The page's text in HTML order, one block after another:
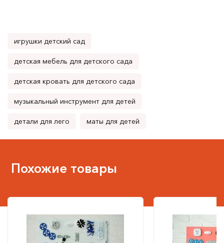
игрушки детский сад
детская мебель для детского сада
детская кровать для детского сада
музыкальный инструмент для детей
детали для лего маты для детей
Похожие товары